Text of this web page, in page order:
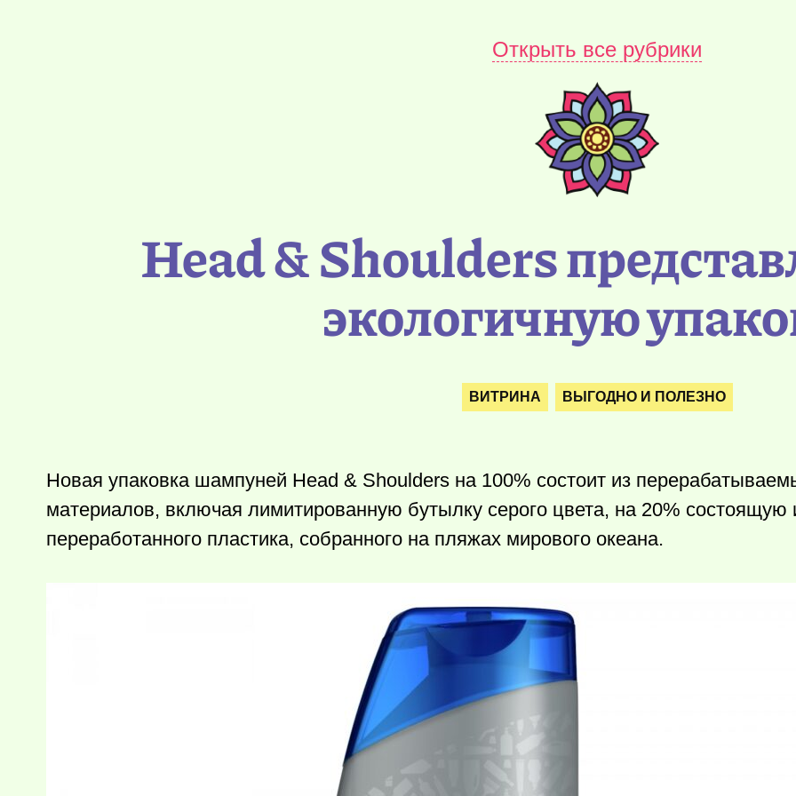
Открыть все рубрики
Head & Shoulders
экологичную
ВИТРИНА ВЫГОДНО И ПОЛЕЗНО
Новая упаковка шампуней Head & Shoulders на 100% состоит из
материалов, включая лимитированную бутылку серого цвета, на 20% состоящую
переработанного пластика, собранного на пляжах мирового океана.